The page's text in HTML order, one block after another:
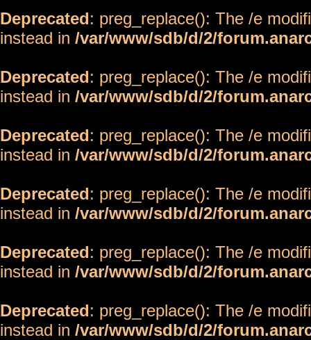
Deprecated: preg_replace(): The /e
instead in /var/www/sdb/d/2/
Deprecated: preg_replace(): The /e
instead in /var/www/sdb/d/2/
Deprecated: preg_replace(): The /e
instead in /var/www/sdb/d/2/
Deprecated: preg_replace(): The /e
instead in /var/www/sdb/d/2/
Deprecated: preg_replace(): The /e
instead in /var/www/sdb/d/2/
Deprecated: preg_replace(): The /e
instead in /var/www/sdb/d/2/